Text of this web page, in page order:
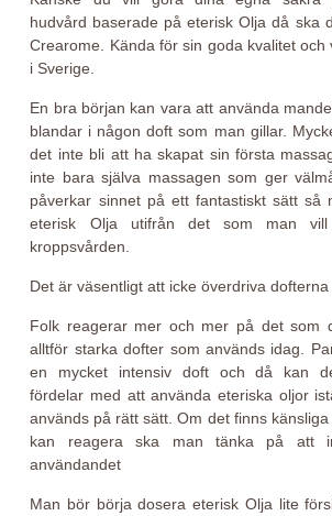
hudvård baserade på eterisk Olja då ska
Crearome. Kända för sin goda kvalitet och
i Sverige.
En bra början kan vara att använda
blandar i någon doft som man gillar.
det inte bli att ha skapat sin första
inte bara själva massagen som ger
påverkar sinnet på ett fantastiskt sätt så
eterisk Olja utifrån det som man
kroppsvården.
Det är väsentligt att icke överdriva dofterna
Folk reagerar mer och mer på det som
alltför starka dofter som används idag.
en mycket intensiv doft och då kan
fördelar med att använda eteriska oljor
används på rätt sätt. Om det finns
kan reagera ska man tänka på att
användandet
Man bör börja dosera eterisk Olja lite